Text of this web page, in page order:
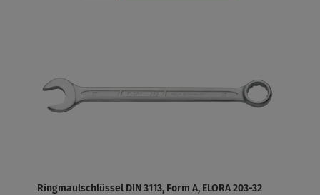
Ringmaulschlüssel DIN 3113, Form A, ELORA 203-32